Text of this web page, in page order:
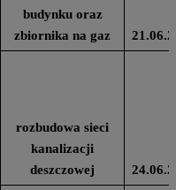
budynku oraz
zbiornika na gaz
rozbudowa sieci
kanalizacji
deszczowej